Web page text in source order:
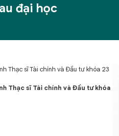
đại học
Thạc sĩ Tài chính và Đầu tư khóa